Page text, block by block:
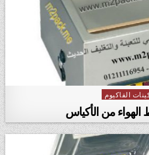
الفاكيوم
من الأكياس